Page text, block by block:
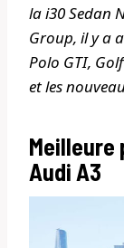
la i30 Sedan
Group, il y a
Polo GTI,
et les
Meilleure
Audi A3